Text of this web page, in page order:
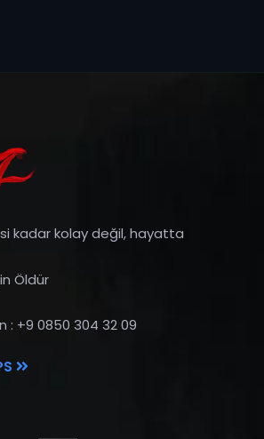
kadar kolay değil, hayatta
Öldür
: +9 0850 304 32 09